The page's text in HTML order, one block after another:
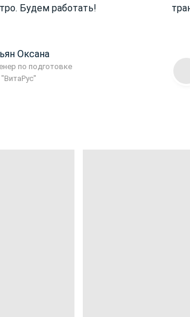
Будем работать!
Оксана
по подготовке